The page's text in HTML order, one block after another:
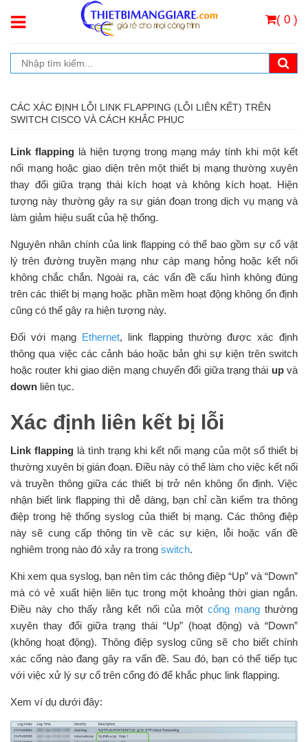
( 0 )
CÁC XÁC ĐỊNH LỖI LINK FLAPPING (LỖI LIÊN KẾT) TRÊN
SWITCH CISCO VÀ CÁCH KHẮC PHỤC
Link flapping là hiện tượng trong mạng máy tính khi một kết
nối mạng hoặc giao diện trên một thiết bị mạng thường xuyên
thay đổi giữa trạng thái kích hoạt và không kích hoạt. Hiện
tượng này thường gây ra sự gián đoạn trong dịch vụ mạng và
làm giảm hiệu suất của hệ thống.
Nguyên nhân chính của link flapping có thể bao gồm sự cố vật
lý trên đường truyền mạng như cáp mạng hỏng hoặc kết nối
không chắc chắn. Ngoài ra, các vấn đề cấu hình không đúng
trên các thiết bị mạng hoặc phần mềm hoạt động không ổn định
cũng có thể gây ra hiện tượng này.
Đối với mạng Ethernet, link flapping thường được xác định
thông qua việc các cảnh báo hoặc bản ghi sự kiện trên switch
hoặc router khi giao diện mạng chuyển đổi giữa trạng thái upvà
down liên tục.
Xác định liên kết bị lỗi
Link flapping là tình trạng khi kết nối mạng của một số thiết bị
thường xuyên bị gián đoạn. Điều này có thể làm cho việc kết nối
và truyền thông giữa các thiết bị trở nên không ổn định. Việc
nhận biết link flapping thì dễ dàng, bạn chỉ cần kiểm tra thông
điệp trong hệ thống syslog của thiết bị mạng. Các thông điệp
này sẽ cung cấp thông tin về các sự kiện, lỗi hoặc vấn đề
nghiêm trọng nào đó xảy ra trong switch.
Khi xem qua syslog, bạn nên tìm các thông điệp “Up” và “Down”
mà có vẻ xuất hiện liên tục trong một khoảng thời gian ngắn.
Điều này cho thấy rằng kết nối của một cổng mạngthường
xuyên thay đổi giữa trạng thái “Up” (hoạt động) và “Down”
(không hoạt động). Thông điệp syslog cũng sẽ cho biết chính
xác cổng nào đang gây ra vấn đề. Sau đó, bạn có thể tiếp tục
với việc xử lý sự cố trên cổng đó để khắc phục link flapping.
Xem ví dụ dưới đây: